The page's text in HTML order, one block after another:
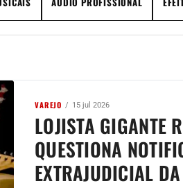
VAREJO 15 jul 2026
LOJISTA GIGANTE
QUESTIONA
EXTRAJUDICIAL